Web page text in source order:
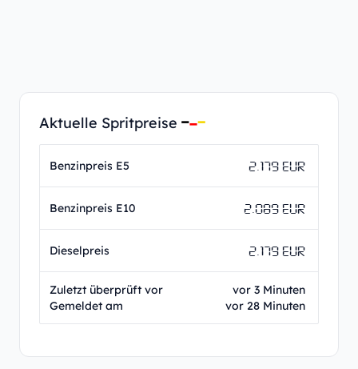
Aktuelle Spritpreise
Benzinpreis E5 2.179 EUR
Benzinpreis E10 2.089 EUR
Dieselpreis 2.179 EUR
Zuletzt überprüft vor
Gemeldet am
vor 3 Minuten
vor 28 Minuten